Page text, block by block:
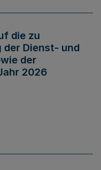
die zu
Dienst- und
der
2026